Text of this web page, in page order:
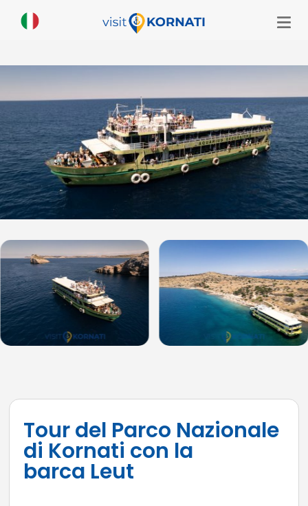
Tour del Parco Nazionale
di Kornati con la
barca Leut